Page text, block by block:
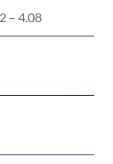
– 4.08